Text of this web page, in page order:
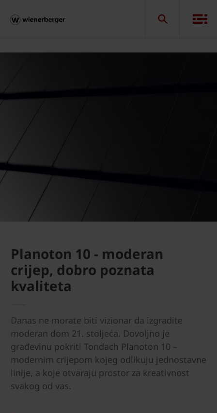
Planoton 10 - moderan
crijep, dobro poznata
kvaliteta
Danas ne morate biti vizionar da izgradite
moderan dom 21. stoljeća. Dovoljno je
građevinu pokriti Tondach Planoton 10 –
modernim crijepom kojeg odlikuju jednostavne
linije, a koje otvaraju prostor za kreativnost
svakog od vas.